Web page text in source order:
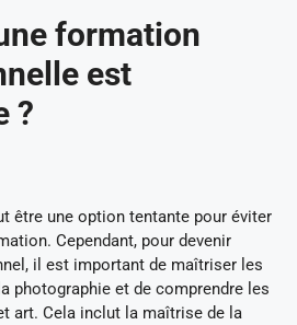
formation
est
?
être une option tentante pour éviter
Cependant, pour devenir
il est important de maîtriser les
photographie et de comprendre les
art. Cela inclut la maîtrise de la